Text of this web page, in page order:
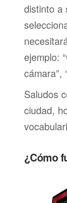
distinto a
ejemplo:
cámara”,
Saludos
ciudad,
¿Cómo